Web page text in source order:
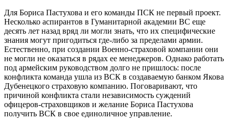
Для Бориса Пастухова и его команды ПСК не первый проект.
Несколько аспирантов в Гуманитарной академии ВС еще
десять лет назад вряд ли могли знать, что их специфические
знания могут пригодиться где-либо за пределами армии.
Естественно, при создании Военно-страховой компании они
не могли не оказаться в рядах ее менеджеров. Однако работать
под армейским руководством долго не пришлось: после
конфликта команда ушла из ВСК в создаваемую банком Якова
Дубенецкого страховую компанию. Поговаривают, что
причиной конфликта стали независимость суждений
офицеров-страховщиков и желание Бориса Пастухова
получить ВСК в свое единоличное управление.